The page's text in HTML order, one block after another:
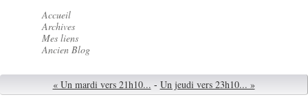
Accueil
Archives
Mes liens
Ancien Blog
« Un mardi vers 21h10... - Un jeudi vers 23h10... »